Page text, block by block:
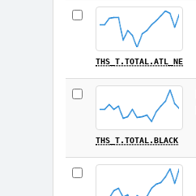
THS_T.TOTAL.ATL_NE
THS_T.TOTAL.BLACK